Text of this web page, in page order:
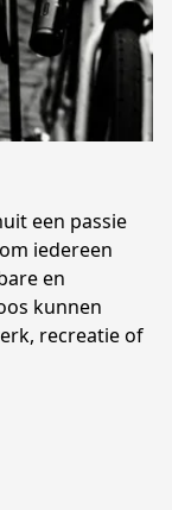
een passie
iedereen
en
kunnen
recreatie of